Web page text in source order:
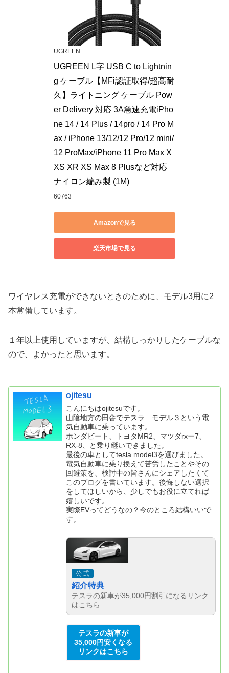
UGREEN
UGREEN L字 USB C to Lightnin
g ケーブル【MFi認証取得/超高耐
久】ライトニング ケーブル Pow
er Delivery 対応 3A急速充電iPho
ne 14 / 14 Plus / 14pro / 14 Pro M
ax / iPhone 13/12/12 Pro/12 mini/
12 ProMax/iPhone 11 Pro Max X
XS XR XS Max 8 Plusなど対応
ナイロン編み製 (1M)
60763
Amazonで見る
楽天市場で見る
ワイヤレス充電ができないときのために、モデル3用に2
本常備しています。
１年以上使用していますが、結構しっかりしたケーブルな
ので、よかったと思います。
ojitesu
こんにちはojitesuです。
山陰地方の田舎でテスラ モデル３という電
気自動車に乗っています。
ホンダビート、トヨタMR2、マツダrxー7、
RX-8、と乗り継いできました。
最後の車としてtesla model3を選びました。
電気自動車に乗り換えて苦労したことやその
回避策を、検討中の皆さんにシェアしたくて
このブログを書いています。後悔しない選択
をしてほしいから、少しでもお役に立てれば
嬉しいです。
実際EVってどうなの？今のところ結構いいで
す。
公 式
紹介特典
テスラの新車が35,000円割引になるリンク
はこちら
テスラの新車が
35,000円安くなる
リンクはこちら